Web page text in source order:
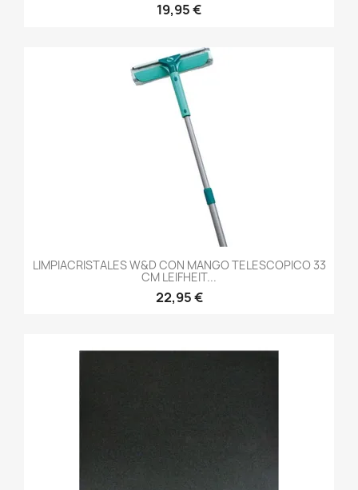
19,95 €
LIMPIACRISTALES W&D CON MANGO TELESCOPICO 33
CM LEIFHEIT...
22,95 €